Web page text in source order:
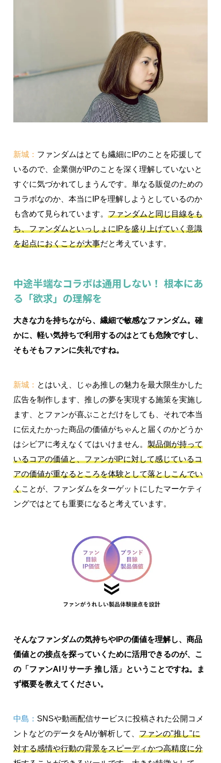
新城： ファンダムはとても繊細にIPのことを応援して
いるので、企業側がIPのことを深く理解していないと
すぐに気づかれてしまうんです。単なる販促のための
コラボなのか、本当にIPを理解しようとしているのか
も含めて見られています。 ファンダムと同じ目線をも
ち、ファンダムといっしょにIPを盛り上げていく意識
を起点におくことが大事だと考えています。
中途半端なコラボは通用しない！ 根本にあ
る「欲求」の理解を
大きな力を持ちながら、繊細で敏感なファンダム。確
かに、軽い気持ちで利用するのはとても危険ですし、
そもそもファンに失礼ですね。
新城： とはいえ、じゃあ推しの魅力を最大限生かした
広告を制作します、推しの夢を実現する施策を実施し
ます、とファンが喜ぶことだけをしても、それで本当
に伝えたかった商品の価値がちゃんと届くのかどうか
はシビアに考えなくてはいけません。 製品側が持って
いるコアの価値と、ファンがIPに対して感じているコ
アの価値が重なるところを体験として落としこんでい
くことが、ファンダムをターゲットにしたマーケティ
ングではとても重要になると考えています。
そんなファンダムの気持ちやIPの価値を理解し、商品
価値との接点を探っていくために活用できるのが、こ
の「ファンAIリサーチ 推し活」ということですね。ま
ず概要を教えてください。
中島： SNSや動画配信サービスに投稿された公開コメ
ントなどのデータをAIが解析して、 ファンの"推し"に
対する感情や行動の背景をスピーディかつ高精度に分